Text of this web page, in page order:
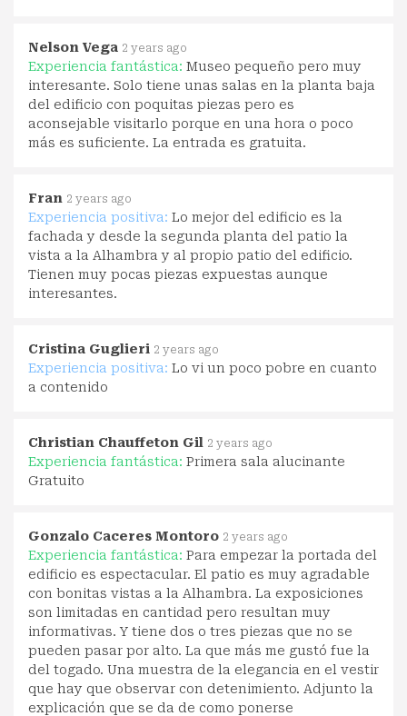
Nelson Vega 2 years ago
Experiencia fantástica: Museo pequeño pero muy
interesante. Solo tiene unas salas en la planta baja
del edificio con poquitas piezas pero es
aconsejable visitarlo porque en una hora o poco
más es suficiente. La entrada es gratuita.
Fran 2 years ago
Experiencia positiva: Lo mejor del edificio es la
fachada y desde la segunda planta del patio la
vista a la Alhambra y al propio patio del edificio.
Tienen muy pocas piezas expuestas aunque
interesantes.
Cristina Guglieri 2 years ago
Experiencia positiva: Lo vi un poco pobre en cuanto
a contenido
Christian Chauffeton Gil 2 years ago
Experiencia fantástica: Primera sala alucinante
Gratuito
Gonzalo Caceres Montoro 2 years ago
Experiencia fantástica: Para empezar la portada del
edificio es espectacular. El patio es muy agradable
con bonitas vistas a la Alhambra. La exposiciones
son limitadas en cantidad pero resultan muy
informativas. Y tiene dos o tres piezas que no se
pueden pasar por alto. La que más me gustó fue la
del togado. Una muestra de la elegancia en el vestir
que hay que observar con detenimiento. Adjunto la
explicación que se da de como ponerse